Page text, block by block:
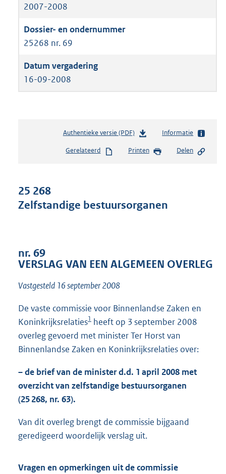
2007-2008
25268 nr. 69
16-09-2008
Authentieke versie (PDF)b
s
s
t
t
6
K
b
Informatie
Gerelateerd Printen Delen
25 268
Zelfstandige bestuursorganen
nr. 69
VERSLAG VAN EEN ALGEMEEN OVERLEG
Vastgesteld 16 september 2008
De vaste commissie voor Binnenlandse Zaken en
Koninkrijksrelaties1 heeft op 3 september 2008
overleg gevoerd met minister Ter Horst van
Binnenlandse Zaken en Koninkrijksrelaties over:
– de brief van de minister d.d. 1 april 2008 met
overzicht van zelfstandige bestuursorganen
(25 268, nr. 63).
Van dit overleg brengt de commissie bijgaand
geredigeerd woordelijk verslag uit.
Vragen en opmerkingen uit de commissie